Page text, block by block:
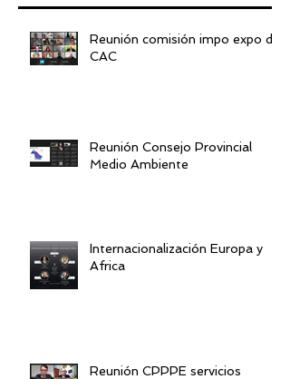
Reunión comisión impo expo de
CAC
Reunión Consejo Provincial
Medio Ambiente
Internacionalización Europa y
Africa
Reunión CPPPE servicios